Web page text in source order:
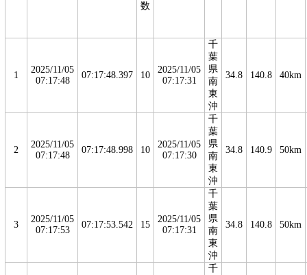
数
1
2025/11/05
07:17:48
07:17:48.397 10
2025/11/05
07:17:31
千
葉
県
南
東
沖
34.8 140.8 40km
2
2025/11/05
07:17:48
07:17:48.998 10
2025/11/05
07:17:30
千
葉
県
南
東
沖
34.8 140.9 50km
3
2025/11/05
07:17:53
07:17:53.542 15
2025/11/05
07:17:31
千
葉
県
南
東
沖
34.8 140.8 50km
千